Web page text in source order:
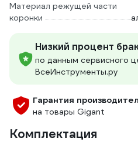
Материал режущей части
коронки
Низкий процент
по данным сервисного
ВсеИнструменты.ру
Гарантия
на товары Gigant
Комплектация